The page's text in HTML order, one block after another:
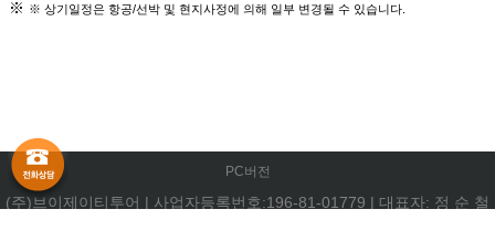
PC버전
(주)브이제이티투어 | 사업자등록번호:196-81-01779 | 대표자: 정 순 철